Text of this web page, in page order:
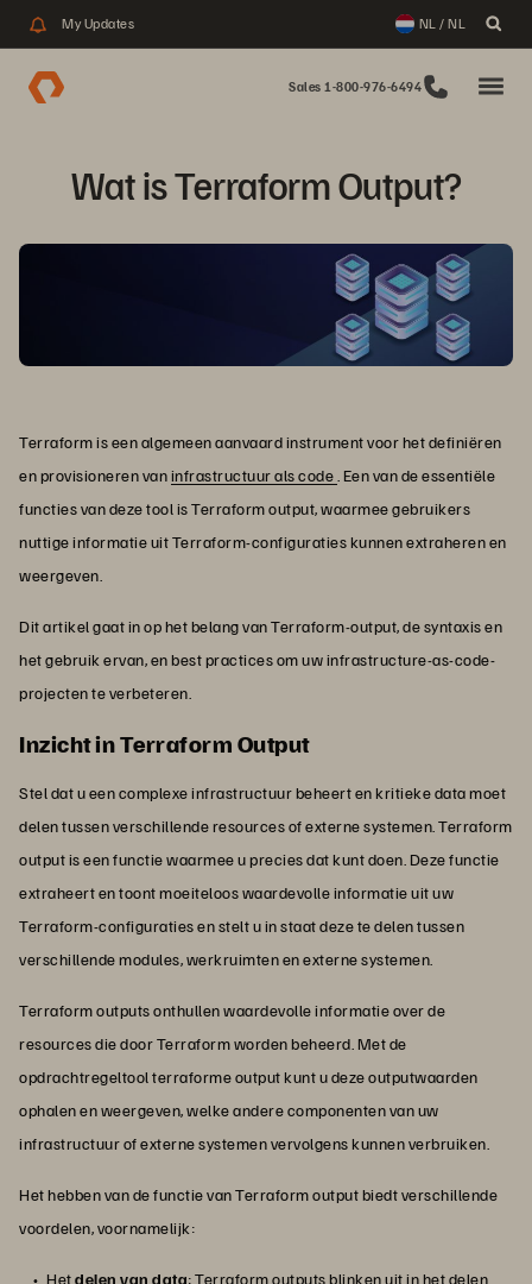
My Updates NL / NL
Sales 1-800-976-6494
Wat is Terraform Output?
Terraform is een algemeen aanvaard instrument voor het definiëren
en provisioneren vaninfrastructuur als code. Een van de essentiële
functies van deze tool is Terraform output, waarmee gebruikers
nuttige informatie uit Terraform-configuraties kunnen extraheren en
weergeven.
Dit artikel gaat in op het belang van Terraform-output, de syntaxis en
het gebruik ervan, en best practices om uw infrastructure-as-code-
projecten te verbeteren.
Inzicht in Terraform Output
Stel dat u een complexe infrastructuur beheert en kritieke data moet
delen tussen verschillende resources of externe systemen. Terraform
output is een functie waarmee u precies dat kunt doen. Deze functie
extraheert en toont moeiteloos waardevolle informatie uit uw
Terraform-configuraties en stelt u in staat deze te delen tussen
verschillende modules, werkruimten en externe systemen.
Terraform outputs onthullen waardevolle informatie over de
resources die door Terraform worden beheerd. Met de
opdrachtregeltool terraforme output kunt u deze outputwaarden
ophalen en weergeven, welke andere componenten van uw
infrastructuur of externe systemen vervolgens kunnen verbruiken.
Het hebben van de functie van Terraform output biedt verschillende
voordelen, voornamelijk:
Hetdelen van data: Terraform outputs blinken uit in het delen